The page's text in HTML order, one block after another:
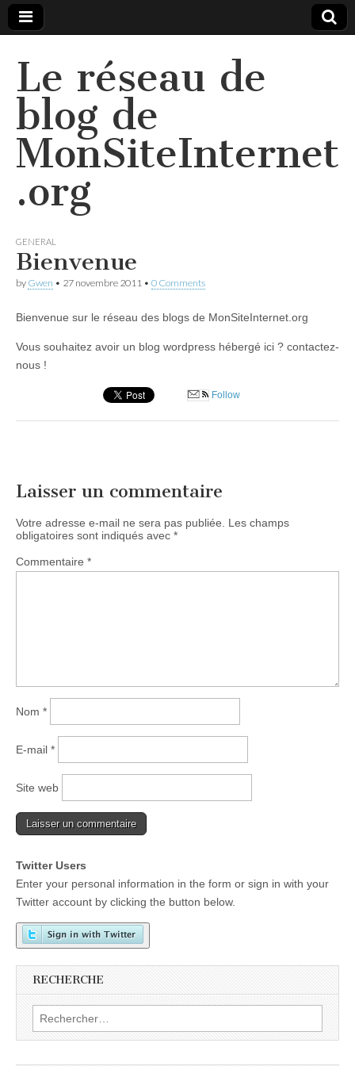
Le réseau de
blog de
MonSiteInternet
.org
GENERAL
Bienvenue
by Gwen • 27 novembre 2011 • 0 Comments
Bienvenue sur le réseau des blogs de MonSiteInternet.org
Vous souhaitez avoir un blog wordpress hébergé ici ? contactez-
nous !
Follow
Laisser un commentaire
Votre adresse e-mail ne sera pas publiée.
Les champs
obligatoires sont indiqués avec *
Commentaire *
Nom *
E-mail *
Site web
Twitter Users
Enter your personal information in the form or sign in with your
Twitter account by clicking the button below.
RECHERCHE
Rechercher :